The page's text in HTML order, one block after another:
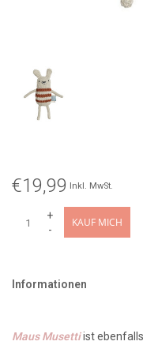
€19,99 Inkl. MwSt.
+
-
KAUF MICH
Informationen
Maus Musettiist